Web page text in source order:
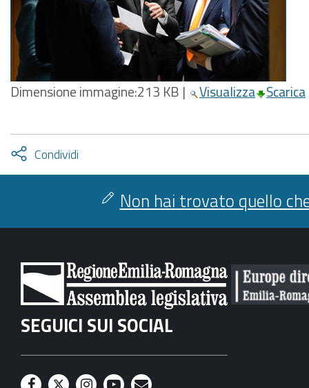
Dimensione immagine:213 KB | Visualizza Scarica
Condividi
facebook
twitter
Attiva
condividi
Non hai trovato quello
SEGUICI SUI SOCIAL